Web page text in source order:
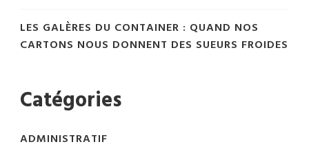
LES GALÈRES DU CONTAINER : QUAND NOS
CARTONS NOUS DONNENT DES SUEURS FROIDES
Catégories
ADMINISTRATIF